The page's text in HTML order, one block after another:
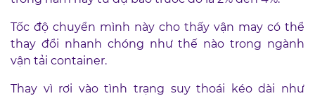
Tốc độ chuyển mình này cho thấy vận may có thể
thay đổi nhanh chóng như thế nào trong ngành
vận tải container.
Thay vì rơi vào tình trạng suy thoái kéo dài như